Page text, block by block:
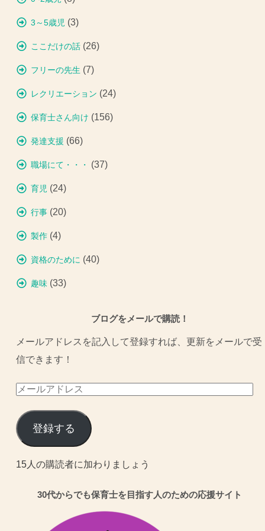
3～5歳児 (3)
ここだけの話 (26)
フリーの先生 (7)
レクリエーション (24)
保育士さん向け (156)
発達支援 (66)
職場にて・・・ (37)
育児 (24)
行事 (20)
製作 (4)
資格のために (40)
趣味 (33)
ブログをメールで購読！
メールアドレスを記入して登録すれば、更新をメールで受
信できます！
メ
ル
ア
ド
登録する
15人の購読者に加わりましょう
30代からでも保育士を目指す人のための応援サイト